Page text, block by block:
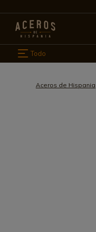
Todo
Aceros de Hispania